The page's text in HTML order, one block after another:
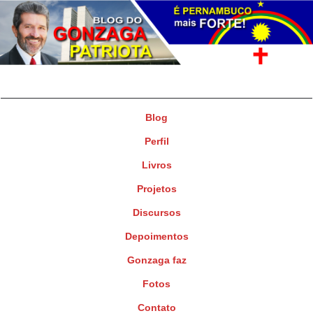
Blog
Perfil
Livros
Projetos
Discursos
Depoimentos
Gonzaga faz
Fotos
Contato